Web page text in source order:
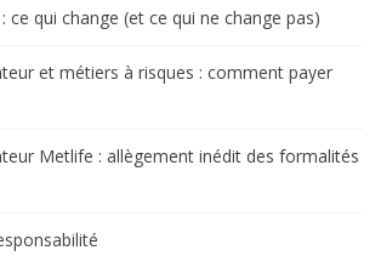
ce qui change (et ce qui ne change pas)
et métiers à risques : comment payer
Metlife : allègement inédit des formalités